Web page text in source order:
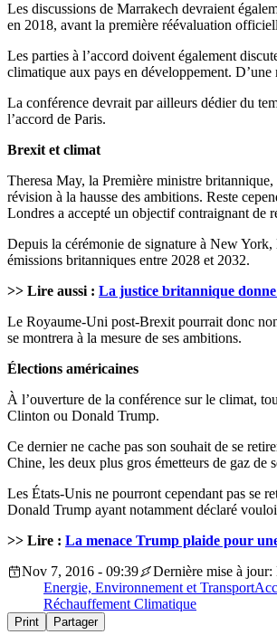
Les discussions de Marrakech devraient
en 2018, avant la première réévaluation
Les parties à l’accord doivent également
climatique aux pays en développement.
La conférence devrait par ailleurs dédier du
l’accord de Paris.
Brexit et climat
Theresa May, la Première ministre
révision à la hausse des ambitions. Reste
Londres a accepté un objectif contraignant de
Depuis la cérémonie de signature à New
émissions britanniques entre 2028 et 2032.
>> Lire aussi : La justice britannique
Le Royaume-Uni post-Brexit pourrait donc
se montrera à la mesure de ses ambitions.
Élections américaines
À l’ouverture de la conférence sur le climat,
Clinton ou Donald Trump.
Ce dernier ne cache pas son souhait de se
Chine, les deux plus gros émetteurs de gaz de
Les États-Unis ne pourront cependant pas se
Donald Trump ayant notamment déclaré
>> Lire : La menace Trump plaide pour
Nov 7, 2016 - 09:39
Dernière mise à
Energie, Environnement et Transport
Réchauffement Climatique
Print Partager